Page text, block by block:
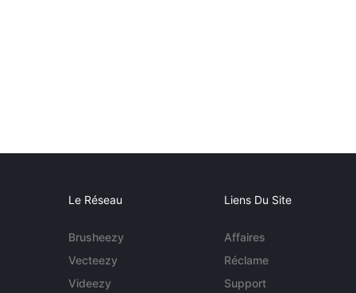
Le Réseau
Brusheezy
Vecteezy
Videezy
Liens Du Site
Affaires
Réclame
Support